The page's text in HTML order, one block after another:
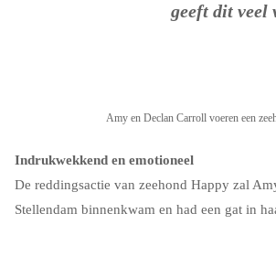
geeft dit veel
Amy en Declan Carroll voeren een
Indrukwekkend en emotioneel
De reddingsactie van zeehond Happy zal
Stellendam binnenkwam en had een gat in